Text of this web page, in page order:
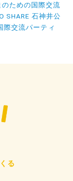
ための国際交流
SHARE 石神井公
交流パーティ
る